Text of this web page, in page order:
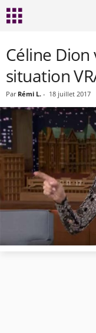
Céline Dion
situation
Par Rémi L. - 18 juillet 2017